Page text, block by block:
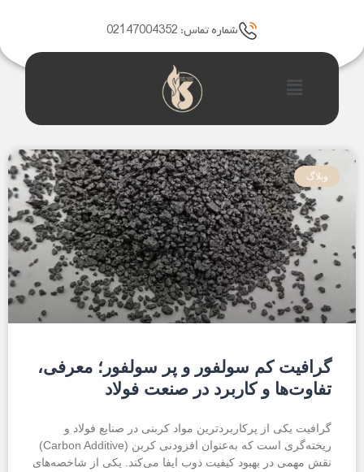
محتوا
شماره تماس: 02147004352
فهرست
وبلاگ
گرافیت کم سولفور و پر سولفور؛ معرفی،
تفاوت‌ها و کاربرد در صنعت فولاد
گرافیت یکی از پرکاربردترین مواد کربنی در صنایع فولاد و
ریخته‌گری است که به‌عنوان افزودنی کربن (Carbon Additive)
نقش مهمی در بهبود کیفیت ذوب ایفا می‌کند. یکی از شاخصه‌های
ب
ر
گ
ه
ب
ر
گ
ه
ب
ر
گ
ه
ب
ر
گ
ه
ب
ر
گ
ه